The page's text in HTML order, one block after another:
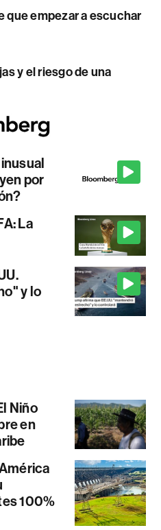
que empezar a escuchar
y el riesgo de una
por
La
y lo
Niño
en
100%